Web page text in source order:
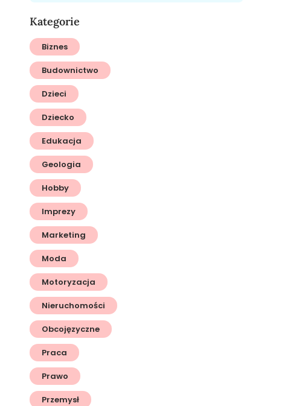
Kategorie
Biznes
Budownictwo
Dzieci
Dziecko
Edukacja
Geologia
Hobby
Imprezy
Marketing
Moda
Motoryzacja
Nieruchomości
Obcojęzyczne
Praca
Prawo
Przemysł